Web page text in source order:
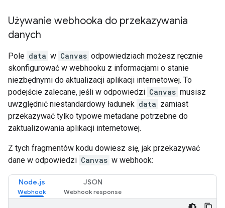
Używanie webhooka do przekazywania
danych
Pole data w Canvas odpowiedziach możesz ręcznie
skonfigurować w webhooku z informacjami o stanie
niezbędnymi do aktualizacji aplikacji internetowej. To
podejście zalecane, jeśli w odpowiedzi Canvas musisz
uwzględnić niestandardowy ładunek data zamiast
przekazywać tylko typowe metadane potrzebne do
zaktualizowania aplikacji internetowej.
Z tych fragmentów kodu dowiesz się, jak przekazywać
dane w odpowiedzi Canvas w webhook:
Node.js JSON